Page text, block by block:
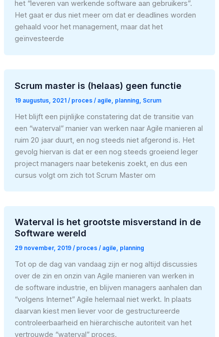
het “leveren van werkende software aan gebruikers”.
Het gaat er dus niet meer om dat er deadlines worden
gehaald voor het management, maar dat het
geïnvesteerde
Scrum master is (helaas) geen functie
19 augustus, 2021 / proces/ agile planning Scrum
Het blijft een pijnlijke constatering dat de transitie van
een “waterval” manier van werken naar Agile manieren al
ruim 20 jaar duurt, en nog steeds niet afgerond is. Het
gevolg hiervan is dat er een nog steeds groeiend leger
project managers naar betekenis zoekt, en dus een
cursus volgt om zich tot Scrum Master om
Waterval is het grootste misverstand in de
Software wereld
29 november, 2019 / proces/ agile, planning
Tot op de dag van vandaag zijn er nog altijd discussies
over de zin en onzin van Agile manieren van werken in
de software industrie, en blijven managers aanhalen dan
“volgens Internet” Agile helemaal niet werkt. In plaats
daarvan kiest men liever voor de gestructureerde
controleerbaarheid en hiërarchische autoriteit van het
vertrouwde “waterval” proces.